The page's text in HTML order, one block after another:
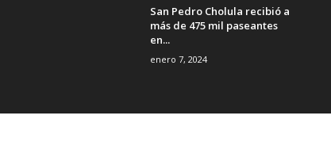
San Pedro Cholula recibió a
más de 475 mil paseantes
en...
enero 7, 2024